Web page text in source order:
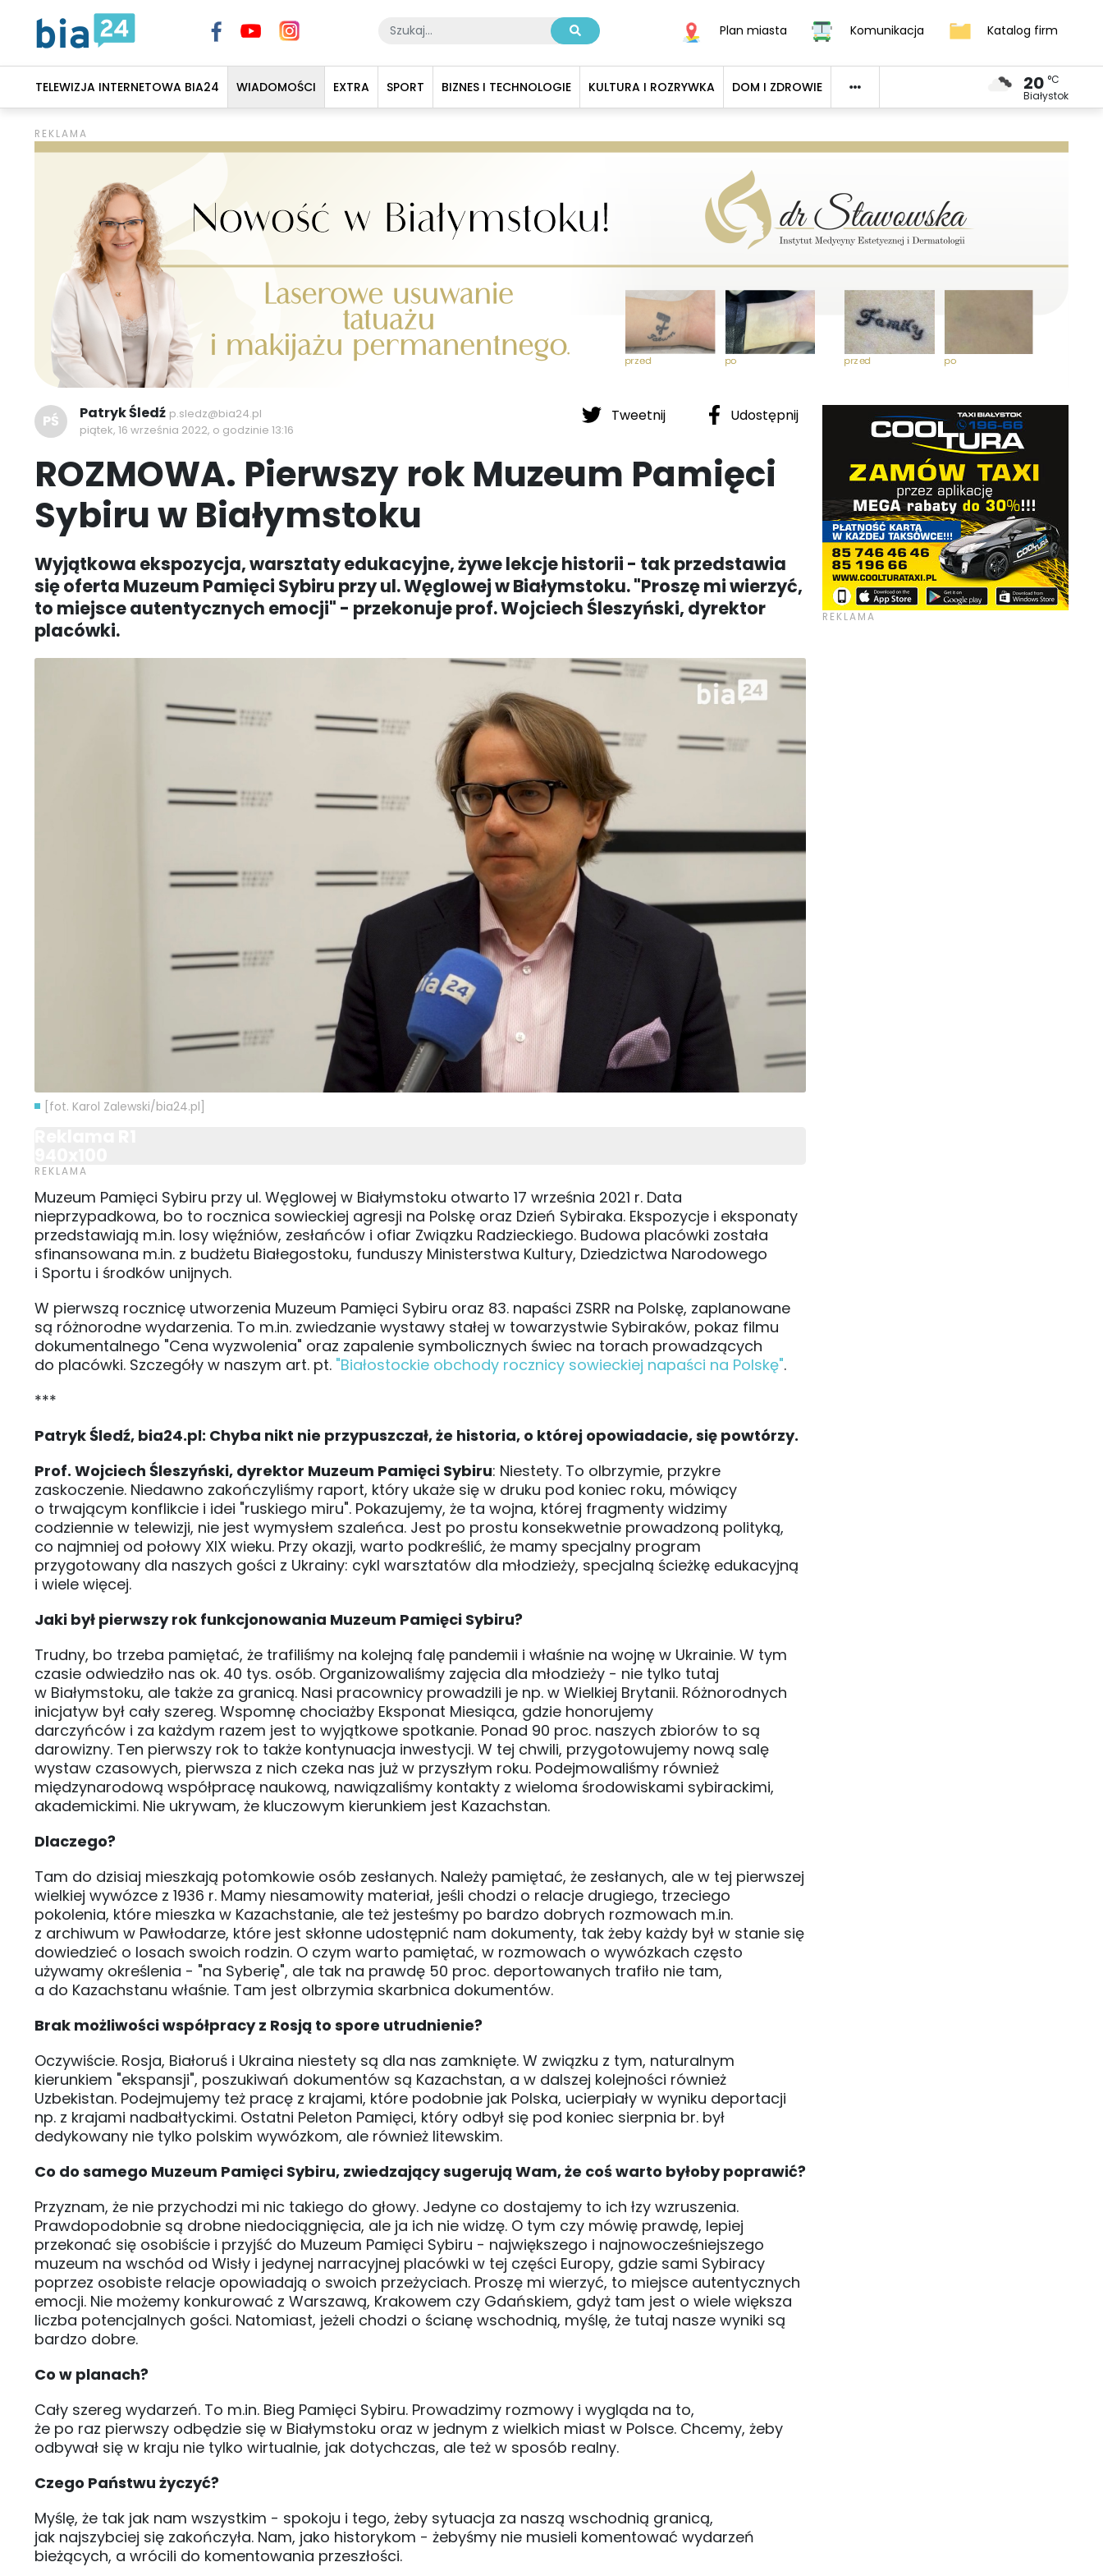
Plan miasta Komunikacja Katalog firm
TELEWIZJA INTERNETOWA BIA24 WIADOMOŚCI EXTRA SPORT BIZNES I TECHNOLOGIE KULTURA I ROZRYWKA DOM I ZDROWIE 20 °C
Białystok
Tweetnij Udostępnij
PŚ Patryk Śledź p.sledz@bia24.pl
piątek, 16 września 2022, o godzinie 13:16
ROZMOWA. Pierwszy rok Muzeum Pamięci
Sybiru w Białymstoku
Wyjątkowa ekspozycja, warsztaty edukacyjne, żywe lekcje historii - tak przedstawia
się oferta Muzeum Pamięci Sybiru przy ul. Węglowej w Białymstoku. "Proszę mi wierzyć,
to miejsce autentycznych emocji" - przekonuje prof. Wojciech Śleszyński, dyrektor
placówki.
[fot. Karol Zalewski/bia24.pl]
Muzeum Pamięci Sybiru przy ul. Węglowej w Białymstoku otwarto 17 września 2021 r. Data
nieprzypadkowa, bo to rocznica sowieckiej agresji na Polskę oraz Dzień Sybiraka. Ekspozycje i eksponaty
przedstawiają m.in. losy więźniów, zesłańców i ofiar Związku Radzieckiego. Budowa placówki została
sfinansowana m.in. z budżetu Białegostoku, funduszy Ministerstwa Kultury, Dziedzictwa Narodowego
i Sportu i środków unijnych.
W pierwszą rocznicę utworzenia Muzeum Pamięci Sybiru oraz 83. napaści ZSRR na Polskę, zaplanowane
są różnorodne wydarzenia. To m.in. zwiedzanie wystawy stałej w towarzystwie Sybiraków, pokaz filmu
dokumentalnego "Cena wyzwolenia" oraz zapalenie symbolicznych świec na torach prowadzących
do placówki. Szczegóły w naszym art. pt. "Białostockie obchody rocznicy sowieckiej napaści na Polskę".
***
Patryk Śledź, bia24.pl: Chyba nikt nie przypuszczał, że historia, o której opowiadacie, się powtórzy.
Prof. Wojciech Śleszyński, dyrektor Muzeum Pamięci Sybiru: Niestety. To olbrzymie, przykre
zaskoczenie. Niedawno zakończyliśmy raport, który ukaże się w druku pod koniec roku, mówiący
o trwającym konflikcie i idei "ruskiego miru". Pokazujemy, że ta wojna, której fragmenty widzimy
codziennie w telewizji, nie jest wymysłem szaleńca. Jest po prostu konsekwetnie prowadzoną polityką,
co najmniej od połowy XIX wieku. Przy okazji, warto podkreślić, że mamy specjalny program
przygotowany dla naszych gości z Ukrainy: cykl warsztatów dla młodzieży, specjalną ścieżkę edukacyjną
i wiele więcej.
Jaki był pierwszy rok funkcjonowania Muzeum Pamięci Sybiru?
Trudny, bo trzeba pamiętać, że trafiliśmy na kolejną falę pandemii i właśnie na wojnę w Ukrainie. W tym
czasie odwiedziło nas ok. 40 tys. osób. Organizowaliśmy zajęcia dla młodzieży - nie tylko tutaj
w Białymstoku, ale także za granicą. Nasi pracownicy prowadzili je np. w Wielkiej Brytanii. Różnorodnych
inicjatyw był cały szereg. Wspomnę chociażby Eksponat Miesiąca, gdzie honorujemy
darczyńców i za każdym razem jest to wyjątkowe spotkanie. Ponad 90 proc. naszych zbiorów to są
darowizny. Ten pierwszy rok to także kontynuacja inwestycji. W tej chwili, przygotowujemy nową salę
wystaw czasowych, pierwsza z nich czeka nas już w przyszłym roku. Podejmowaliśmy również
międzynarodową współpracę naukową, nawiązaliśmy kontakty z wieloma środowiskami sybirackimi,
akademickimi. Nie ukrywam, że kluczowym kierunkiem jest Kazachstan.
Dlaczego?
Tam do dzisiaj mieszkają potomkowie osób zesłanych. Należy pamiętać, że zesłanych, ale w tej pierwszej
wielkiej wywózce z 1936 r. Mamy niesamowity materiał, jeśli chodzi o relacje drugiego, trzeciego
pokolenia, które mieszka w Kazachstanie, ale też jesteśmy po bardzo dobrych rozmowach m.in.
z archiwum w Pawłodarze, które jest skłonne udostępnić nam dokumenty, tak żeby każdy był w stanie się
dowiedzieć o losach swoich rodzin. O czym warto pamiętać, w rozmowach o wywózkach często
używamy określenia - "na Syberię", ale tak na prawdę 50 proc. deportowanych trafiło nie tam,
a do Kazachstanu właśnie. Tam jest olbrzymia skarbnica dokumentów.
Brak możliwości współpracy z Rosją to spore utrudnienie?
Oczywiście. Rosja, Białoruś i Ukraina niestety są dla nas zamknięte. W związku z tym, naturalnym
kierunkiem "ekspansji", poszukiwań dokumentów są Kazachstan, a w dalszej kolejności również
Uzbekistan. Podejmujemy też pracę z krajami, które podobnie jak Polska, ucierpiały w wyniku deportacji
np. z krajami nadbałtyckimi. Ostatni Peleton Pamięci, który odbył się pod koniec sierpnia br. był
dedykowany nie tylko polskim wywózkom, ale również litewskim.
Co do samego Muzeum Pamięci Sybiru, zwiedzający sugerują Wam, że coś warto byłoby poprawić?
Przyznam, że nie przychodzi mi nic takiego do głowy. Jedyne co dostajemy to ich łzy wzruszenia.
Prawdopodobnie są drobne niedociągnięcia, ale ja ich nie widzę. O tym czy mówię prawdę, lepiej
przekonać się osobiście i przyjść do Muzeum Pamięci Sybiru - największego i najnowocześniejszego
muzeum na wschód od Wisły i jedynej narracyjnej placówki w tej części Europy, gdzie sami Sybiracy
poprzez osobiste relacje opowiadają o swoich przeżyciach. Proszę mi wierzyć, to miejsce autentycznych
emocji. Nie możemy konkurować z Warszawą, Krakowem czy Gdańskiem, gdyż tam jest o wiele większa
liczba potencjalnych gości. Natomiast, jeżeli chodzi o ścianę wschodnią, myślę, że tutaj nasze wyniki są
bardzo dobre.
Co w planach?
Cały szereg wydarzeń. To m.in. Bieg Pamięci Sybiru. Prowadzimy rozmowy i wygląda na to,
że po raz pierwszy odbędzie się w Białymstoku oraz w jednym z wielkich miast w Polsce. Chcemy, żeby
odbywał się w kraju nie tylko wirtualnie, jak dotychczas, ale też w sposób realny.
Czego Państwu życzyć?
Myślę, że tak jak nam wszystkim - spokoju i tego, żeby sytuacja za naszą wschodnią granicą,
jak najszybciej się zakończyła. Nam, jako historykom - żebyśmy nie musieli komentować wydarzeń
bieżących, a wrócili do komentowania przeszłości.